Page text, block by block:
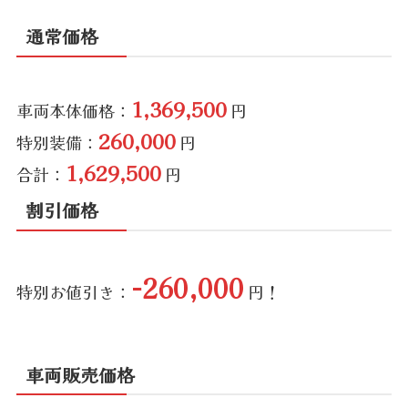
通常価格
車両本体価格： 1,369,500円
特別装備： 260,000円
合計： 1,629,500円
割引価格
特別お値引き： -260,000 円！
車両販売価格